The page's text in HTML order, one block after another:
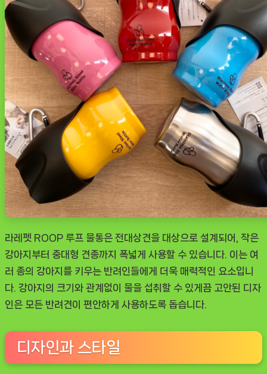
라레펫 ROOP 루프 물통은 전대상견을 대상으로 설계되어, 작은
강아지부터 중대형 견종까지 폭넓게 사용할 수 있습니다. 이는 여
러 종의 강아지를 키우는 반려인들에게 더욱 매력적인 요소입니
다. 강아지의 크기와 관계없이 물을 섭취할 수 있게끔 고안된 디자
인은 모든 반려견이 편안하게 사용하도록 돕습니다.
디자인과 스타일